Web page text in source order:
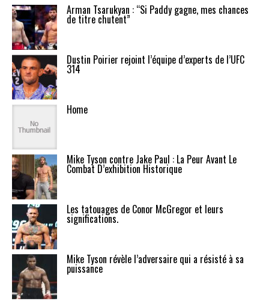
Arman Tsarukyan : “Si Paddy gagne, mes chances
de titre chutent”
Dustin Poirier rejoint l’équipe d’experts de l’UFC
314
Home
Mike Tyson contre Jake Paul : La Peur Avant Le
Combat D’exhibition Historique
Les tatouages de Conor McGregor et leurs
significations.
Mike Tyson révèle l’adversaire qui a résisté à sa
puissance